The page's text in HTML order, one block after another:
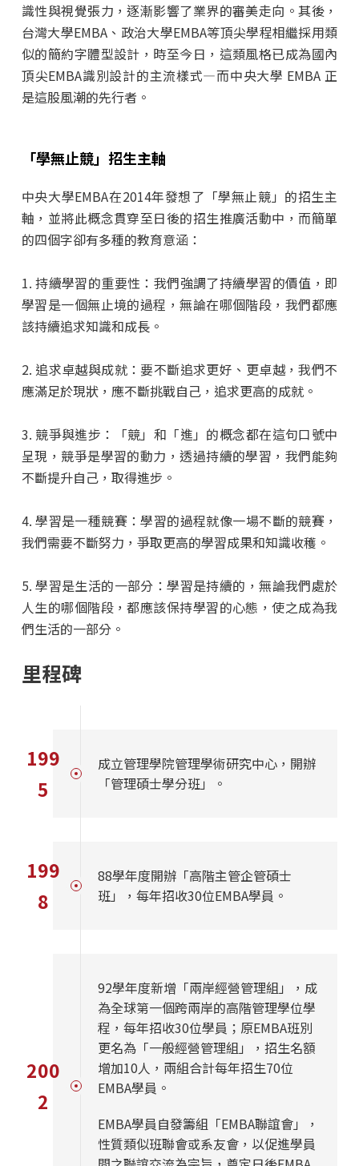
識性與視覺張力，逐漸影響了業界的審美走向。其後，
台灣大學EMBA、政治大學EMBA等頂尖學程相繼採用類
似的簡約字體型設計，時至今日，這類風格已成為國內
頂尖EMBA識別設計的主流樣式—而中央大學 EMBA 正
是這股風潮的先行者。
「學無止競」招生主軸
中央大學EMBA在2014年發想了「學無止競」的招生主
軸，並將此概念貫穿至日後的招生推廣活動中，而簡單
的四個字卻有多種的教育意涵：
1. 持續學習的重要性：我們強調了持續學習的價值，即
學習是一個無止境的過程，無論在哪個階段，我們都應
該持續追求知識和成長。
2. 追求卓越與成就：要不斷追求更好、更卓越，我們不
應滿足於現狀，應不斷挑戰自己，追求更高的成就。
3. 競爭與進步：「競」和「進」的概念都在這句口號中
呈現，競爭是學習的動力，透過持續的學習，我們能夠
不斷提升自己，取得進步。
4. 學習是一種競賽：學習的過程就像一場不斷的競賽，
我們需要不斷努力，爭取更高的學習成果和知識收穫。
5. 學習是生活的一部分：學習是持續的，無論我們處於
人生的哪個階段，都應該保持學習的心態，使之成為我
們生活的一部分。
里程碑
199
5
成立管理學院管理學術研究中心，開辦
「管理碩士學分班」。
199
8
88學年度開辦「高階主管企管碩士
班」，每年招收30位EMBA學員。
200
2
92學年度新增「兩岸經營管理組」，成
為全球第一個跨兩岸的高階管理學位學
程，每年招收30位學員；原EMBA班別
更名為「一般經營管理組」，招生名額
增加10人，兩組合計每年招生70位
EMBA學員。
EMBA學員自發籌組「EMBA聯誼會」，
性質類似班聯會或系友會，以促進學員